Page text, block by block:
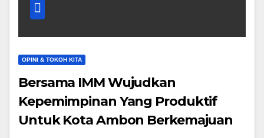
OPINI & TOKOH KITA
Bersama IMM Wujudkan
Kepemimpinan Yang Produktif
Untuk Kota Ambon Berkemajuan